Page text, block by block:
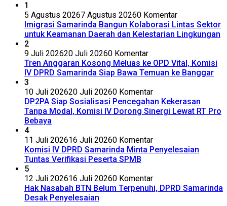
1
5 Agustus 20267 Agustus 20260 Komentar
Imigrasi Samarinda Bangun Kolaborasi Lintas Sektor
untuk Keamanan Daerah dan Kelestarian Lingkungan
2
9 Juli 202620 Juli 20260 Komentar
Tren Anggaran Kosong Meluas ke OPD Vital, Komisi
IV DPRD Samarinda Siap Bawa Temuan ke Banggar
3
10 Juli 202620 Juli 20260 Komentar
DP2PA Siap Sosialisasi Pencegahan Kekerasan
Tanpa Modal, Komisi IV Dorong Sinergi Lewat RT Pro
Bebaya
4
11 Juli 202616 Juli 20260 Komentar
Komisi IV DPRD Samarinda Minta Penyelesaian
Tuntas Verifikasi Peserta SPMB
5
12 Juli 202616 Juli 20260 Komentar
Hak Nasabah BTN Belum Terpenuhi, DPRD Samarinda
Desak Penyelesaian